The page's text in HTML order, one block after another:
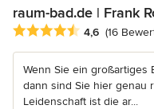
raum-bad.de | Frank
Durchschnittliche
4,6 (16
Wenn Sie ein großartiges
dann sind Sie hier genau
Leidenschaft ist die ar...